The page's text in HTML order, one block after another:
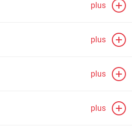
plus
plus
plus
plus